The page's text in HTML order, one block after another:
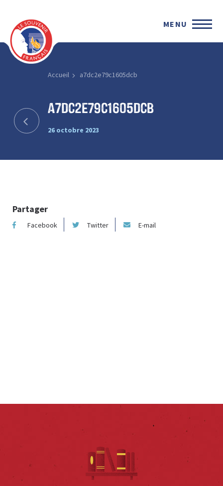
MENU
Accueil a7dc2e79c1605dcb
a7dc2e79c1605dcb
26 octobre 2023
Partager
Facebook Twitter E-mail